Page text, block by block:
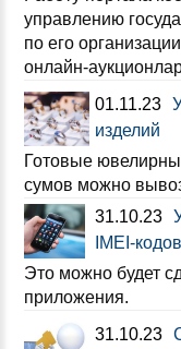
управлению
по его
онлайн-
01.11.23
изделий
Готовые
сумов можно
31.10.23
IМЕI-кодов
Это можно будет
приложения.
31.10.23